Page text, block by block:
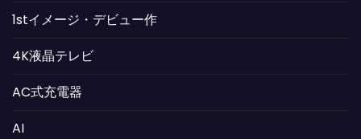
1stイメージ・デビュー作
4K液晶テレビ
AC式充電器
AI